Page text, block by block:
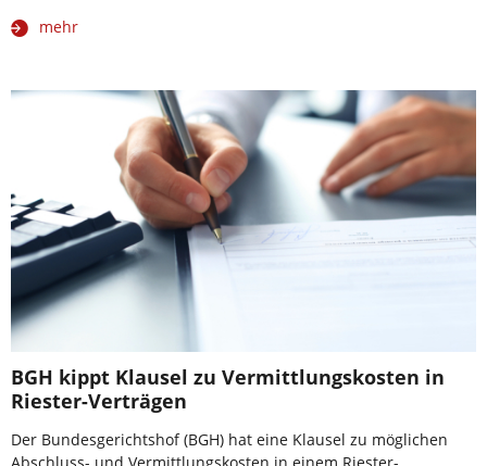
mehr
BGH kippt Klausel zu Vermittlungskosten in
Riester-Verträgen
Der Bundesgerichtshof (BGH) hat eine Klausel zu möglichen
Abschluss- und Vermittlungskosten in einem Riester-